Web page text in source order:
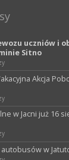
uczniów i
Sitno
Akcja
w Jacni już 16
w